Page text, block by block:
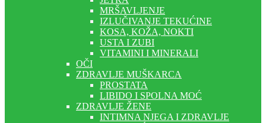
MRŠAVLJENJE
IZLUČIVANJE TEKUĆINE
KOSA, KOŽA, NOKTI
USTA I ZUBI
VITAMINI I MINERALI
OČI
ZDRAVLJE MUŠKARCA
PROSTATA
LIBIDO I SPOLNA MOĆ
ZDRAVLJE ŽENE
INTIMNA NJEGA I ZDRAVLJE